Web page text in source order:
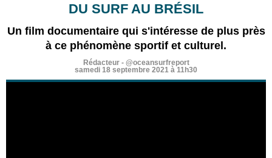
DU SURF AU BRÉSIL
Un film documentaire qui s'intéresse de plus près
à ce phénomène sportif et culturel.
Rédacteur- @oceansurfreport
samedi 18 septembre 2021 à 11h30